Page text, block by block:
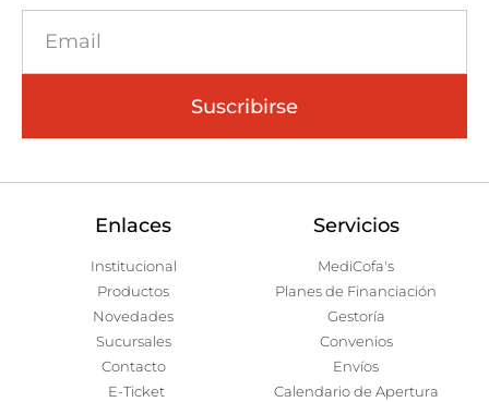
Suscribirse
Enlaces
Institucional
Productos
Novedades
Sucursales
Contacto
E-Ticket
Servicios
MediCofa's
Planes de Financiación
Gestoría
Convenios
Envíos
Calendario de Apertura